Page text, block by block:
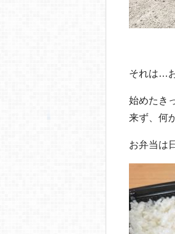
それは…
始めたき
来ず、何
お弁当は